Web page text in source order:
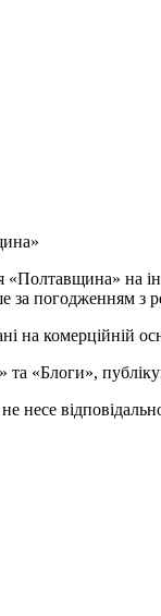
«Полтавщина» на
погодженням з
на комерційній
«Блоги»,
несе